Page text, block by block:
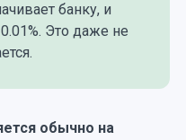
банку, и
Это даже не
обычно на